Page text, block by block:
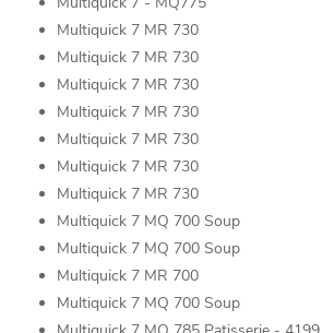
Multiquick 7 MR 730
Multiquick 7 MR 730
Multiquick 7 MR 730
Multiquick 7 MR 730
Multiquick 7 MR 730
Multiquick 7 MR 730
Multiquick 7 MR 730
Multiquick 7 MQ 700 Soup
Multiquick 7 MQ 700 Soup
Multiquick 7 MR 700
Multiquick 7 MQ 700 Soup